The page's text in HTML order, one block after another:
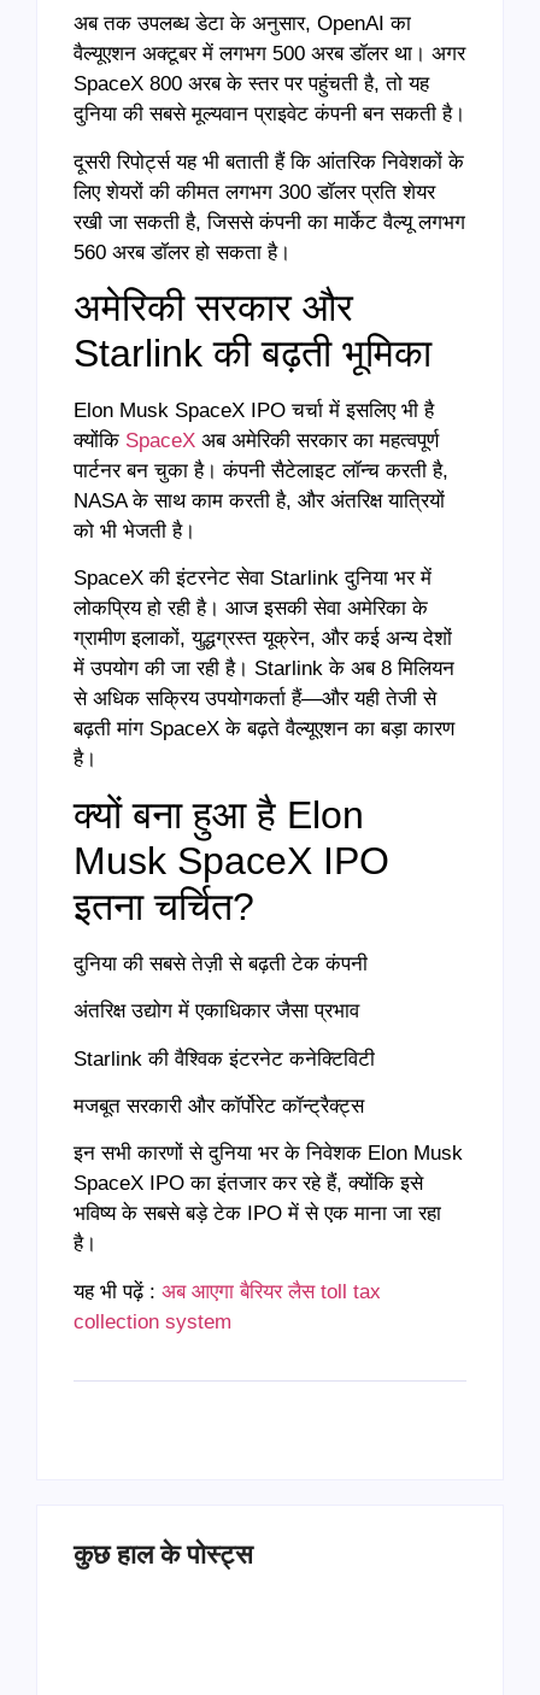
अब तक उपलब्ध डेटा के अनुसार, OpenAI का
वैल्यूएशन अक्टूबर में लगभग 500 अरब डॉलर था। अगर
SpaceX 800 अरब के स्तर पर पहुंचती है, तो यह
दुनिया की सबसे मूल्यवान प्राइवेट कंपनी बन सकती है।
दूसरी रिपोर्ट्स यह भी बताती हैं कि आंतरिक निवेशकों के
लिए शेयरों की कीमत लगभग 300 डॉलर प्रति शेयर
रखी जा सकती है, जिससे कंपनी का मार्केट वैल्यू लगभग
560 अरब डॉलर हो सकता है।
अमेरिकी सरकार और
Starlink की बढ़ती भूमिका
Elon Musk SpaceX IPO चर्चा में इसलिए भी है
क्योंकि SpaceX अब अमेरिकी सरकार का महत्वपूर्ण
पार्टनर बन चुका है। कंपनी सैटेलाइट लॉन्च करती है,
NASA के साथ काम करती है, और अंतरिक्ष यात्रियों
को भी भेजती है।
SpaceX की इंटरनेट सेवा Starlink दुनिया भर में
लोकप्रिय हो रही है। आज इसकी सेवा अमेरिका के
ग्रामीण इलाकों, युद्धग्रस्त यूक्रेन, और कई अन्य देशों
में उपयोग की जा रही है। Starlink के अब 8 मिलियन
से अधिक सक्रिय उपयोगकर्ता हैं—और यही तेजी से
बढ़ती मांग SpaceX के बढ़ते वैल्यूएशन का बड़ा कारण
है।
क्यों बना हुआ है Elon
Musk SpaceX IPO
इतना चर्चित?
दुनिया की सबसे तेज़ी से बढ़ती टेक कंपनी
अंतरिक्ष उद्योग में एकाधिकार जैसा प्रभाव
Starlink की वैश्विक इंटरनेट कनेक्टिविटी
मजबूत सरकारी और कॉर्पोरेट कॉन्ट्रैक्ट्स
इन सभी कारणों से दुनिया भर के निवेशक Elon Musk
SpaceX IPO का इंतजार कर रहे हैं, क्योंकि इसे
भविष्य के सबसे बड़े टेक IPO में से एक माना जा रहा
है।
यह भी पढ़ें : अब आएगा बैरियर लैस toll tax
collection system
कुछ हाल के पोस्ट्स